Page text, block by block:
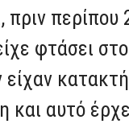
πριν περίπου
φτάσει
είχαν
και αυτό